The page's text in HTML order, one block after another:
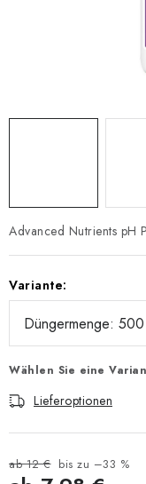
Advanced Nutrients pH
Variante:
Wählen Sie eine
Lieferoptionen
ab 12 € bis zu –33 %